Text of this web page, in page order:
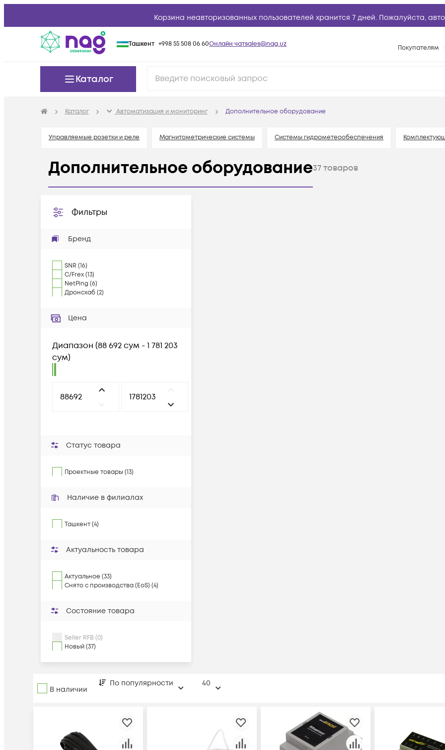
Корзина неавторизованных пользователей хранится 7 дней. Пожалуйста,
Ташкент +998 55 508 06 60Онлайн чатsales@nag.uz Покупателям
Техническая
Каталог
Каталог Автоматизация и мониторинг Дополнительное оборудование
Управляемые розетки и реле Магнитометрические системы Системы гидрометеообеспечения
Дополнительное оборудование37товаров
Фильтры
Бренд
SNR (16)
C/Frex(13)
NetPing (6)
Дронсхаб(2)
Цена
Диапазон (88 692 сум - 1 781 203
сум)
Статус товара
Проектные товары (13)
Наличие в филиалах
Ташкент (4)
Актуальность товара
Актуальное (33)
Снято с производства (EoS) (4)
Состояние товара
Seller RFB (0)
Новый (37)
В наличии
По популярности 40